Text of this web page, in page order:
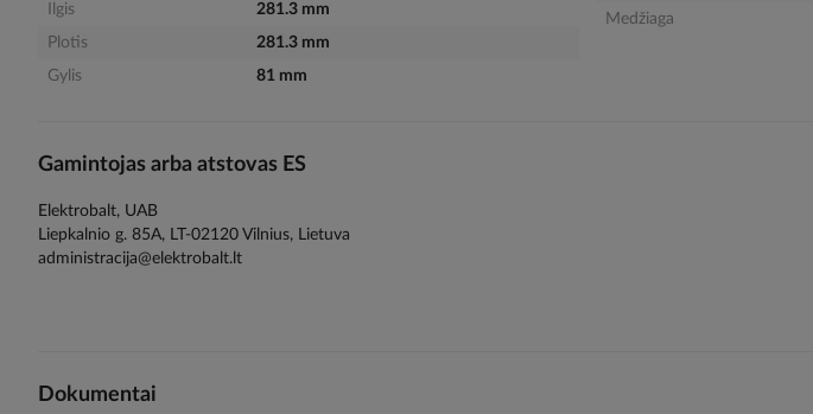
Ilgis
281.3 mm
Plotis
281.3 mm
Gylis
81 mm
Medžiaga
Gamintojas arba atstovas ES
Elektrobalt, UAB
Liepkalnio g. 85A, LT-02120 Vilnius, Lietuva
administracija@elektrobalt.lt
Dokumentai